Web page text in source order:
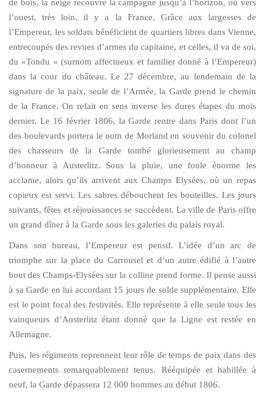
de bois, la neige recouvre la campagne jusqu’à l’horizon, où vers
l’ouest, très loin, il y a la France. Grâce aux largesses de
l’Empereur, les soldats bénéficient de quartiers libres dans Vienne,
entrecoupés des revues d’armes du capitaine, et celles, il va de soi,
du «Tondu » (surnom affectueux et familier donné à l’Empereur)
dans la cour du château. Le 27 décembre, au lendemain de la
signature de la paix, seule de l’Armée, la Garde prend le chemin
de la France. On refait en sens inverse les dures étapes du mois
dernier. Le 16 février 1806, la Garde rentre dans Paris dont l’un
des boulevards portera le nom de Morland en souvenir du colonel
des chasseurs de la Garde tombé glorieusement au champ
d’honneur à Austerlitz. Sous la pluie, une foule énorme les
acclame, alors qu’ils arrivent aux Champs Elysées, où un repas
copieux est servi. Les sabres débouchent les bouteilles. Les jours
suivants, fêtes et réjouissances se succèdent. La ville de Paris offre
un grand dîner à la Garde sous les galeries du palais royal.
Dans son bureau, l’Empereur est pensif. L’idée d’un arc de
triomphe sur la place du Carrousel et d’un autre édifié à l’autre
bout des Champs-Elysées sur la colline prend forme. Il pense aussi
à sa Garde en lui accordant 15 jours de solde supplémentaire. Elle
est le point focal des festivités. Elle représente à elle seule tous les
vainqueurs d’Austerlitz étant donné que la Ligne est restée en
Allemagne.
Puis, les régiments reprennent leur rôle de temps de paix dans des
casernements remarquablement tenus. Rééquipée et habillée à
neuf, la Garde dépassera 12 000 hommes au début 1806.